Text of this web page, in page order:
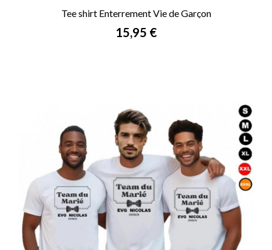
Tee shirt Enterrement Vie de Garçon
Prix
15,95 €